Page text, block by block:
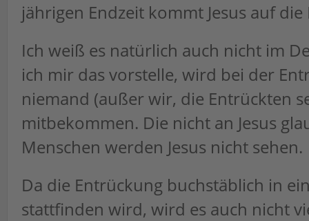
jährigen Endzeit kommt Jesus auf die
Ich weiß es natürlich auch nicht im
ich mir das vorstelle, wird bei der
niemand (außer wir, die Entrückten
mitbekommen. Die nicht an Jesus
Menschen werden Jesus nicht sehen.
Da die Entrückung buchstäblich in
stattfinden wird, wird es auch nicht